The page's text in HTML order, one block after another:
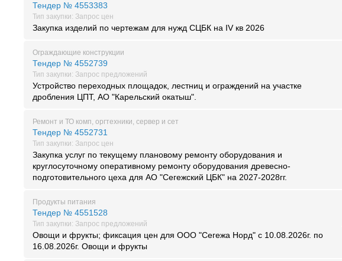
Тендер № 4553383
Тип закупки: Запрос цен
Закупка изделий по чертежам для нужд СЦБК на IV кв 2026
Ограждающие конструкции
Тендер № 4552739
Тип закупки: Запрос предложений
Устройство переходных площадок, лестниц и ограждений на участке
дробления ЦПТ, АО "Карельский окатыш".
Ремонт и ТО комп, оргтехники, сервер и сет
Тендер № 4552731
Тип закупки: Запрос цен
Закупка услуг по текущему плановому ремонту оборудования и
круглосуточному оперативному ремонту оборудования древесно-
подготовительного цеха для АО "Сегежский ЦБК" на 2027-2028гг.
Продукты питания
Тендер № 4551528
Тип закупки: Запрос предложений
Овощи и фрукты; фиксация цен для ООО "Сегежа Норд" с 10.08.2026г. по
16.08.2026г. Овощи и фрукты